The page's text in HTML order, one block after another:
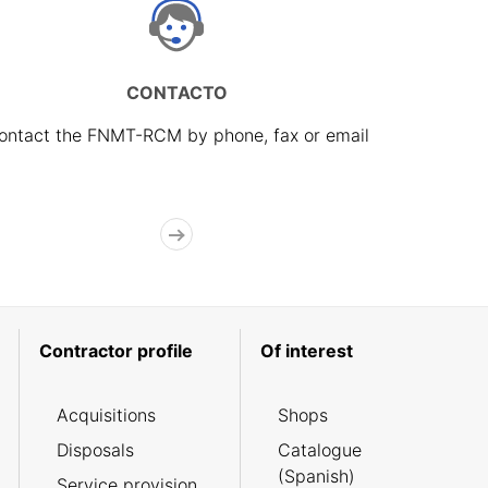
CONTACTO
the FNMT-RCM by phone, fax or email
Contractor profile
Acquisitions
Disposals
Of interest
Shops
Catalogue
(Spanish)